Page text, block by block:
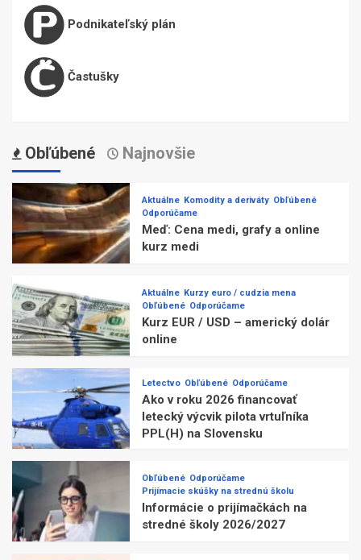
Podnikateľský plán
Častušky
Obľúbené Najnovšie
Aktuálne Komodity a deriváty Obľúbené
Odporúčame
Meď: Cena medi, grafy a online
kurz medi
Aktuálne Kurzy euro / cudzia mena
Obľúbené Odporúčame
Kurz EUR / USD – americký dolár
online
Letectvo Obľúbené Odporúčame
Ako v roku 2026 financovať
letecký výcvik pilota vrtuľníka
PPL(H) na Slovensku
Obľúbené Odporúčame
Prijímacie skúšky na strednú školu
Informácie o prijímačkách na
stredné školy 2026/2027